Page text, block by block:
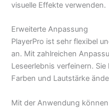
visuelle Effekte verwenden.
Erweiterte Anpassung
PlayerPro ist sehr flexibel
an. Mit zahlreichen
Leseerlebnis verfeinern.
Farben und Lautstärke
Mit der Anwendung